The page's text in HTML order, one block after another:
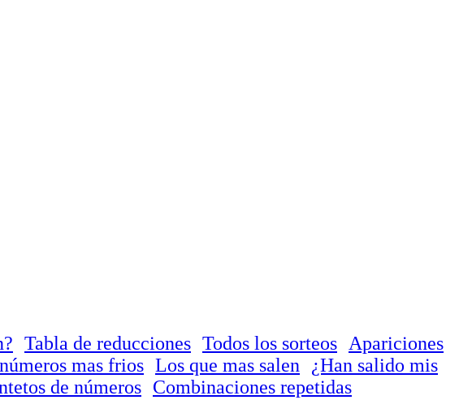
Tabla de reducciones Todos los sorteos
Apariciones
mas frios Los que mas salen
¿Han salido mis
de números Combinaciones repetidas